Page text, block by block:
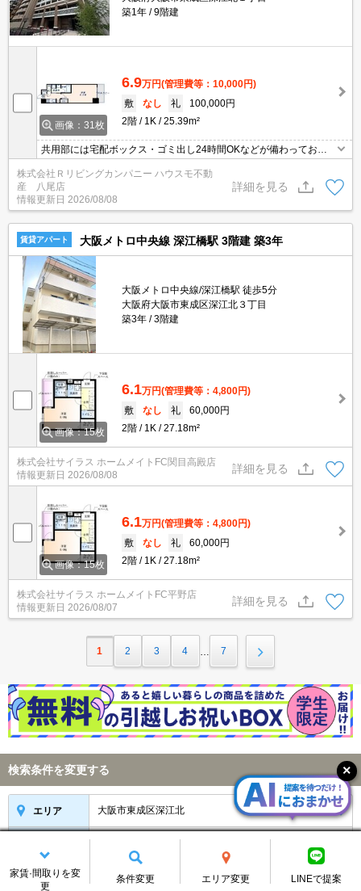
築1年
9階建
画像：31枚
6.9万円(管理費等：10,000円)
敷
なし 礼
100,000円
2階
1K 25.39m²
共用部には宅配ボックス・ゴミ出し24時間OKなどが備わっており
豊富なので、広々と空間を利用することも可能です。室内設備は洗
面化粧台・浴室乾燥機など豊富に揃っており、過ごしやすいお部屋
になっております。簡単に温度管理できるエアコン付きの物件。
株式会社Ｒリビングカンパニー ハウスモ不動
産 八尾店
情報更新日 2026/08/08
詳細を見る
賃貸アパート 大阪メトロ中央線 深江橋駅 3階建 築3年
大阪メトロ中央線/深江橋駅 徒歩5分
大阪府大阪市東成区深江北３丁目
築3年
3階建
画像：15枚
6.1万円(管理費等：4,800円)
敷
なし 礼
60,000円
2階
1K 27.18m²
株式会社サイラス ホームメイトFC関目高殿店
情報更新日 2026/08/08
詳細を見る
画像：15枚
6.1万円(管理費等：4,800円)
敷
なし 礼
60,000円
2階
1K 27.18m²
株式会社サイラス ホームメイトFC平野店
情報更新日 2026/08/07
詳細を見る
1 2 3 4 7
家賃·間取りを変
更
条件変更 エリア変更 LINEで提案
検索条件を変更する
エリア 大阪市東成区深江北 変更する
条件保存 物件新着メール